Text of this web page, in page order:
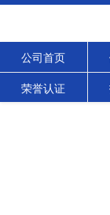
公司首页
荣誉认证